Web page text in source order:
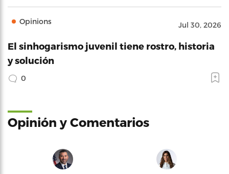
Opinions Jul 30, 2026
El sinhogarismo juvenil tiene rostro, historia
y solución
0
Opinión y Comentarios